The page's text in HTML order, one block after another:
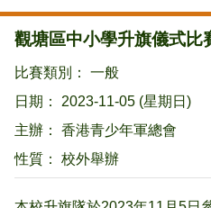
觀塘區中小學升旗儀式比
比賽類別： 一般
日期： 2023-11-05 (星期日)
主辦： 香港青少年軍總會
性質： 校外舉辦